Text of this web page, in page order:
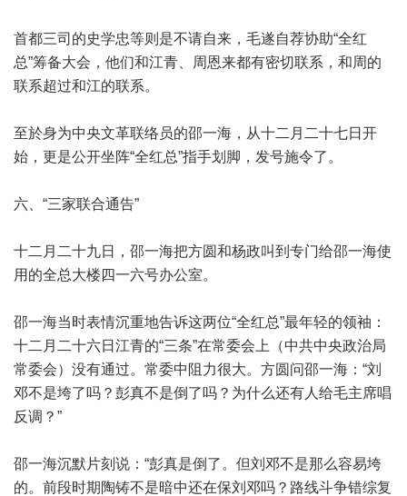
首都三司的史学忠等则是不请自来，毛遂自荐协助“全红
总”筹备大会，他们和江青、周恩来都有密切联系，和周的
联系超过和江的联系。
至於身为中央文革联络员的邵一海，从十二月二十七日开
始，更是公开坐阵“全红总”指手划脚，发号施令了。
六、“三家联合通告”
十二月二十九日，邵一海把方圆和杨政叫到专门给邵一海使
用的全总大楼四一六号办公室。
邵一海当时表情沉重地告诉这两位“全红总”最年轻的领袖：
十二月二十六日江青的“三条”在常委会上（中共中央政治局
常委会）没有通过。常委中阻力很大。方圆问邵一海：“刘
邓不是垮了吗？彭真不是倒了吗？为什么还有人给毛主席唱
反调？”
邵一海沉默片刻说：“彭真是倒了。但刘邓不是那么容易垮
的。前段时期陶铸不是暗中还在保刘邓吗？路线斗争错综复